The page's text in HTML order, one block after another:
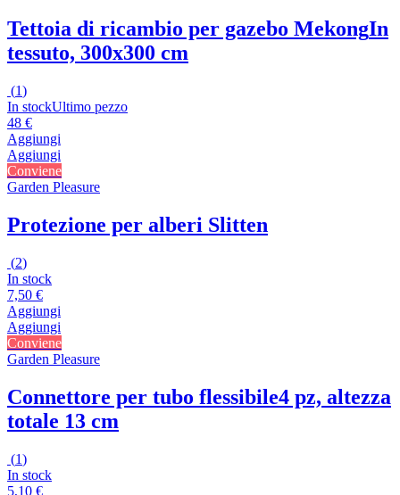
Tettoia di ricambio per gazebo MekongIn
tessuto, 300x300 cm
(1)
In stockUltimo pezzo
48 €
Aggiungi
Aggiungi
Conviene
Garden Pleasure
Protezione per alberi Slitten
(2)
In stock
7,50 €
Aggiungi
Aggiungi
Conviene
Garden Pleasure
Connettore per tubo flessibile4 pz, altezza
totale 13 cm
(1)
In stock
5,10 €